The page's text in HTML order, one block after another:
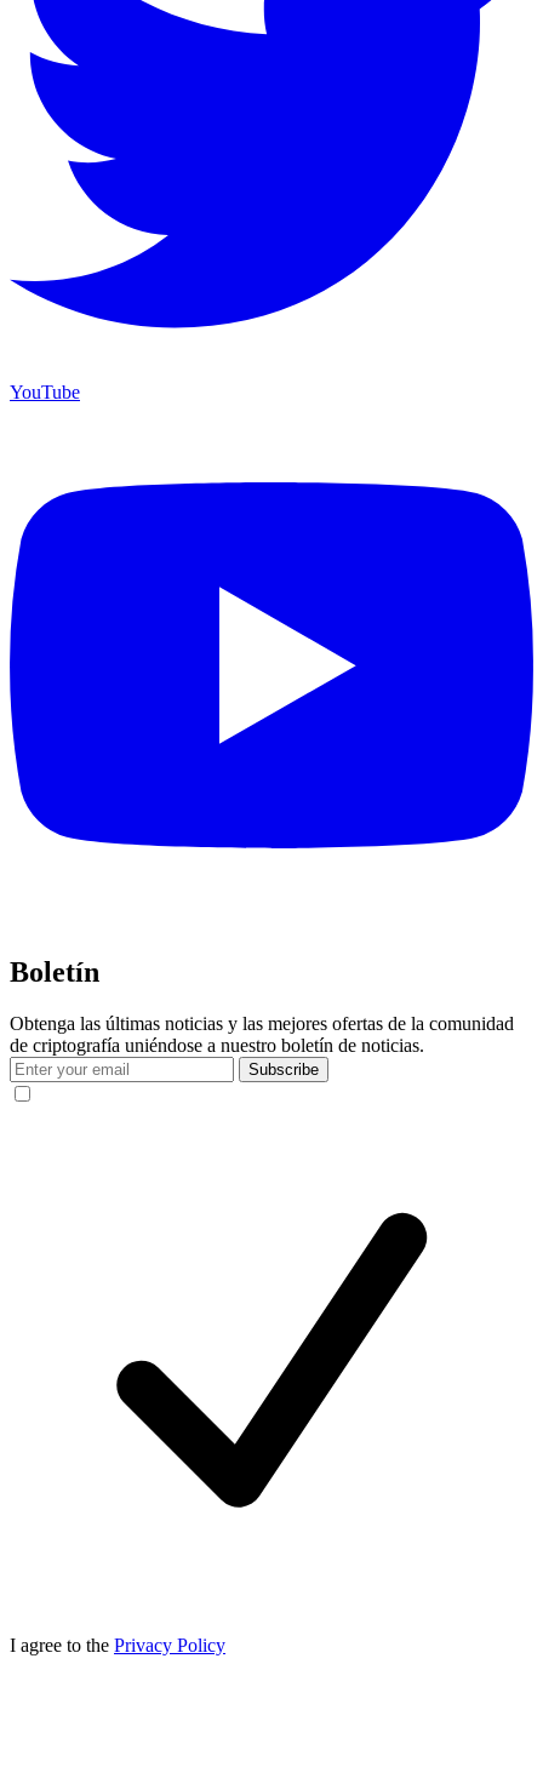
YouTube
Boletín
Obtenga las últimas noticias y las mejores ofertas de la comunidad
de criptografía uniéndose a nuestro boletín de noticias.
Subscribe
I agree to the Privacy Policy